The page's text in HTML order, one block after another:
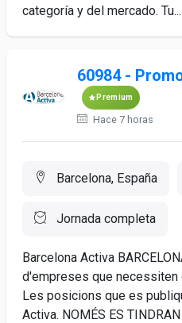
categoría y del mercado. Tu...
60984 -
Premium
Hace 7 horas
Barcelona, España
Jornada completa
Barcelona Activa
d'empreses que necessiten
Les posicions que es
Activa. NOMÉS ES